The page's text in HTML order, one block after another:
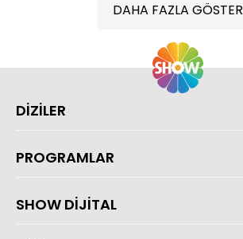
DAHA FAZLA GÖSTER
DİZİLER
PROGRAMLAR
SHOW DİJİTAL